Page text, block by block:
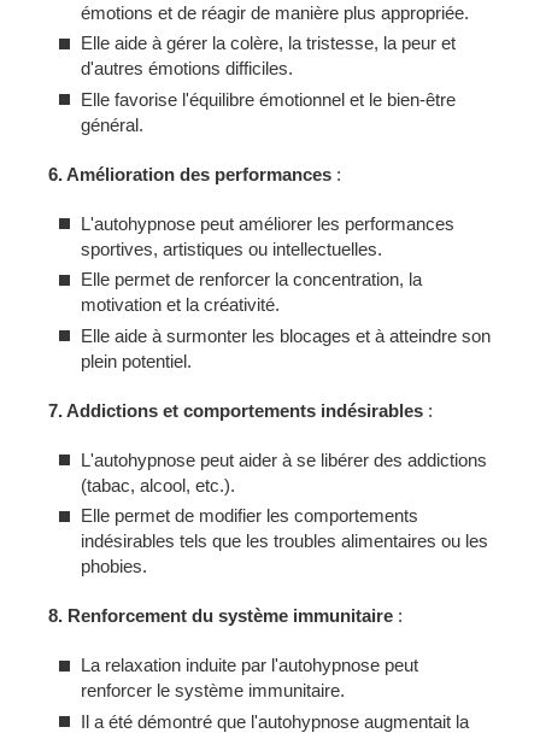
émotions et de réagir de manière plus appropriée.
Elle aide à gérer la colère, la tristesse, la peur et
d'autres émotions difficiles.
Elle favorise l'équilibre émotionnel et le bien-être
général.
6. Amélioration des performances :
L'autohypnose peut améliorer les performances
sportives, artistiques ou intellectuelles.
Elle permet de renforcer la concentration, la
motivation et la créativité.
Elle aide à surmonter les blocages et à atteindre son
plein potentiel.
7. Addictions et comportements indésirables :
L'autohypnose peut aider à se libérer des addictions
(tabac, alcool, etc.).
Elle permet de modifier les comportements
indésirables tels que les troubles alimentaires ou les
phobies.
8. Renforcement du système immunitaire :
La relaxation induite par l'autohypnose peut
renforcer le système immunitaire.
Il a été démontré que l'autohypnose augmentait la